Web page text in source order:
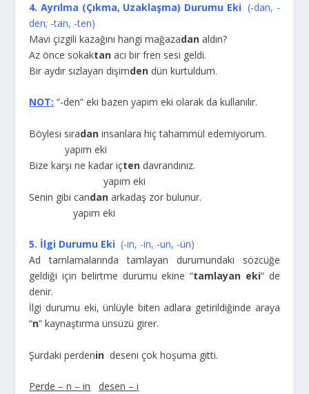
4. Ayrılma (Çıkma, Uzaklaşma) Durumu Eki(-dan, -
den; -tan, -ten)
Mavi çizgili kazağını hangi mağazadan aldın?
Az önce sokaktan acı bir fren sesi geldi.
Bir aydır sızlayan dişimden dün kurtuldum.
NOT: “-den” eki bazen yapım eki olarak da kullanılır.
Böylesi sıradan insanlara hiç tahammül edemiyorum.
yapım eki
Bize karşı ne kadar içten davrandınız.
yapım eki
Senin gibi candan arkadaş zor bulunur.
yapım eki
5. İlgi Durumu Eki (-ın, -in, -un, -ün)
Ad tamlamalarında tamlayan durumundaki sözcüğe
geldiği için belirtme durumu ekine “tamlayan eki” de
denir.
İlgi durumu eki, ünlüyle biten adlara getirildiğinde araya
“n” kaynaştırma ünsüzü girer.
Şurdaki perdenin deseni çok hoşuma gitti.
Perde – n – in
desen – i